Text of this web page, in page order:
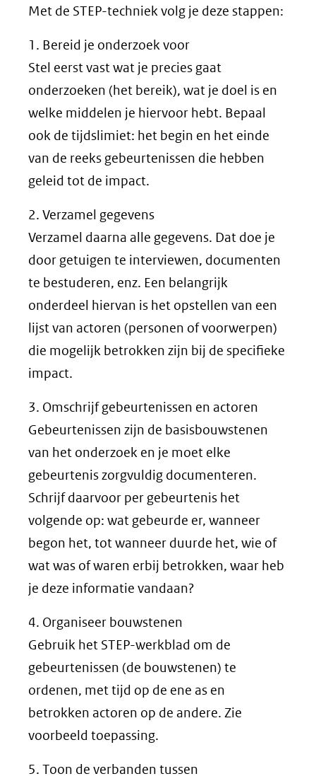
Met de STEP-techniek volg je deze stappen:
1. Bereid je onderzoek voor
Stel eerst vast wat je precies gaat
onderzoeken (het bereik), wat je doel is en
welke middelen je hiervoor hebt. Bepaal
ook de tijdslimiet: het begin en het einde
van de reeks gebeurtenissen die hebben
geleid tot de impact.
2. Verzamel gegevens
Verzamel daarna alle gegevens. Dat doe je
door getuigen te interviewen, documenten
te bestuderen, enz. Een belangrijk
onderdeel hiervan is het opstellen van een
lijst van actoren (personen of voorwerpen)
die mogelijk betrokken zijn bij de specifieke
impact.
3. Omschrijf gebeurtenissen en actoren
Gebeurtenissen zijn de basisbouwstenen
van het onderzoek en je moet elke
gebeurtenis zorgvuldig documenteren.
Schrijf daarvoor per gebeurtenis het
volgende op: wat gebeurde er, wanneer
begon het, tot wanneer duurde het, wie of
wat was of waren erbij betrokken, waar heb
je deze informatie vandaan?
4. Organiseer bouwstenen
Gebruik het STEP-werkblad om de
gebeurtenissen (de bouwstenen) te
ordenen, met tijd op de ene as en
betrokken actoren op de andere. Zie
voorbeeld toepassing.
5. Toon de verbanden tussen